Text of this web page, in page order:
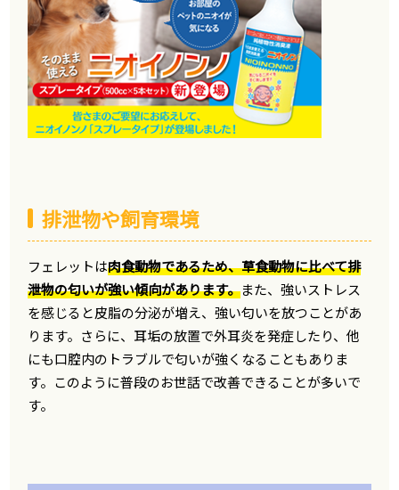
排泄物や飼育環境
フェレットは肉食動物であるため、草食動物に比べて排
泄物の匂いが強い傾向があります。また、強いストレス
を感じると皮脂の分泌が増え、強い匂いを放つことがあ
ります。さらに、耳垢の放置で外耳炎を発症したり、他
にも口腔内のトラブルで匂いが強くなることもありま
す。このように普段のお世話で改善できることが多いで
す。